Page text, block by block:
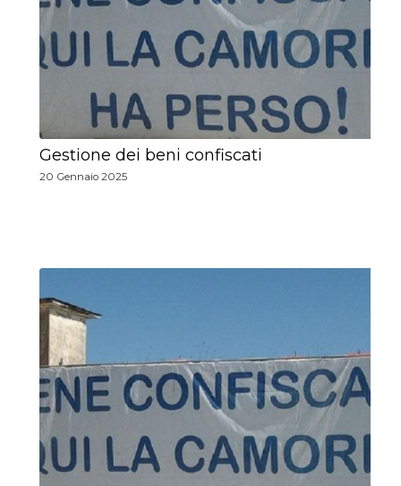
Gestione dei beni confiscati
20 Gennaio 2025